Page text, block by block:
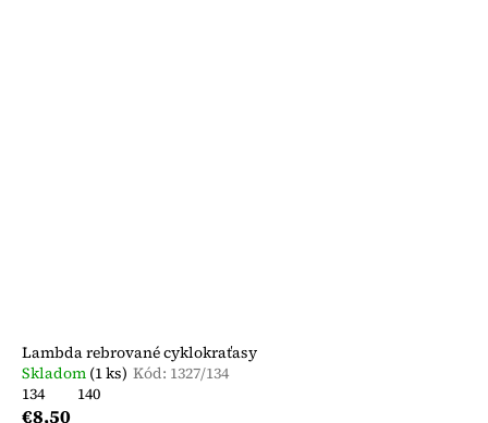
Lambda rebrované cyklokraťasy
Skladom (1 ks) Kód: 1327/134
134
140
€8,50